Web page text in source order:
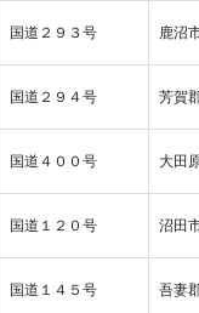
国道２９３号 鹿沼
国道２９４号 芳賀
国道４００号 大田
国道１２０号 沼田
国道１４５号 吾妻